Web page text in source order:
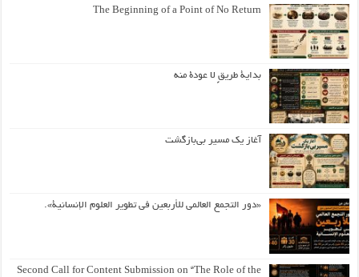
The Beginning of a Point of No Return
بداية طريقٍ لا عودة منه
آغاز یک مسیر بی‌بازگشت
«دور التجمع العالمي للأربعين في تطوير العلوم الإنسانية».
Second Call for Content Submission on “The Role of the